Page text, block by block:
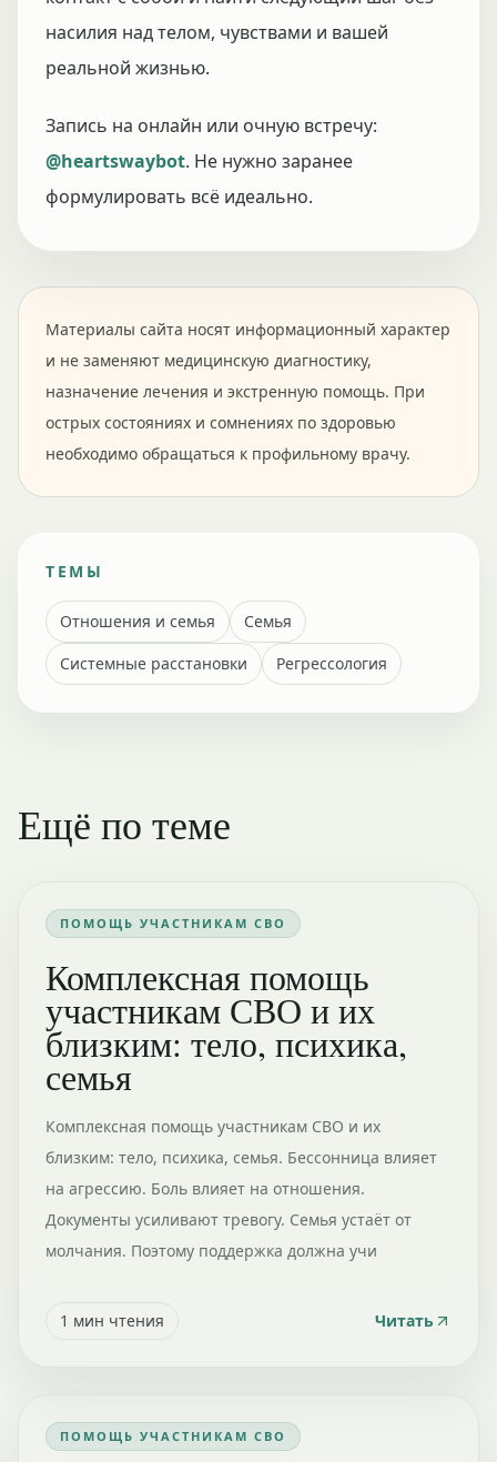
насилия над телом, чувствами и вашей
реальной жизнью.
Запись на онлайн или очную встречу:
@heartswaybot. Не нужно заранее
формулировать всё идеально.
Материалы сайта носят информационный характер
и не заменяют медицинскую диагностику,
назначение лечения и экстренную помощь. При
острых состояниях и сомнениях по здоровью
необходимо обращаться к профильному врачу.
ТЕМЫ
Отношения и семья
Семья
Системные расстановки
Регрессология
Ещё по теме
ПОМОЩЬ УЧАСТНИКАМ СВО
Комплексная помощь
участникам СВО и их
близким: тело, психика,
семья
Комплексная помощь участникам СВО и их
близким: тело, психика, семья. Бессонница влияет
на агрессию. Боль влияет на отношения.
Документы усиливают тревогу. Семья устаёт от
молчания. Поэтому поддержка должна учи
1 мин чтения Читать
ПОМОЩЬ УЧАСТНИКАМ СВО